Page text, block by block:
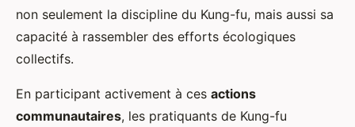
non seulement la discipline du Kung-fu, mais aussi sa
capacité à rassembler des efforts écologiques
collectifs.
En participant activement à ces actions
communautaires, les pratiquants de Kung-fu